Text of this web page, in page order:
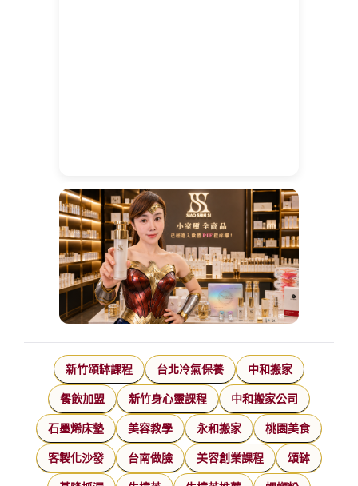
新竹頌缽課程 台北冷氣保養 中和搬家
餐飲加盟 新竹身心靈課程 中和搬家公司
石墨烯床墊 美容教學 永和搬家 桃園美食
客製化沙發 台南做臉 美容創業課程 頌缽